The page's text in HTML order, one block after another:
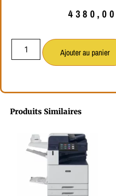
4380,00
Ajouter au panier
Produits Similaires